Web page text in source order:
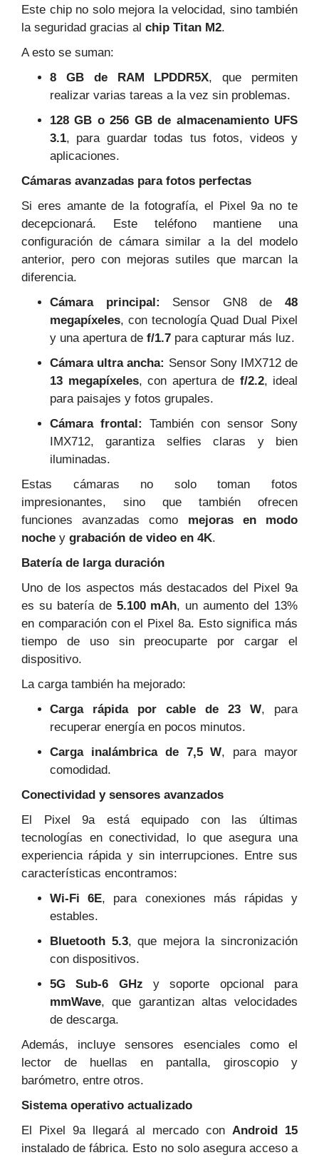
Este chip no solo mejora la velocidad, sino también
la seguridad gracias al chip Titan M2.
A esto se suman:
8 GB de RAM LPDDR5X, que permiten
realizar varias tareas a la vez sin problemas.
128 GB o 256 GB de almacenamiento UFS
3.1, para guardar todas tus fotos, videos y
aplicaciones.
Cámaras avanzadas para fotos perfectas
Si eres amante de la fotografía, el Pixel 9a no te
decepcionará. Este teléfono mantiene una
configuración de cámara similar a la del modelo
anterior, pero con mejoras sutiles que marcan la
diferencia.
Cámara principal: Sensor GN8 de48
megapíxeles, con tecnología Quad Dual Pixel
y una apertura de f/1.7 para capturar más luz.
Cámara ultra ancha: Sensor Sony IMX712 de
13 megapíxeles, con apertura de f/2.2, ideal
para paisajes y fotos grupales.
Cámara frontal:
También con sensor Sony
IMX712, garantiza selfies claras y bien
iluminadas.
Estas cámaras no solo toman fotos
impresionantes, sino que también ofrecen
funciones avanzadas como mejoras en modo
noche y grabación de video en 4K.
Batería de larga duración
Uno de los aspectos más destacados del Pixel 9a
es su batería de 5.100 mAh, un aumento del 13%
en comparación con el Pixel 8a. Esto significa más
tiempo de uso sin preocuparte por cargar el
dispositivo.
La carga también ha mejorado:
Carga rápida por cable de 23 W, para
recuperar energía en pocos minutos.
Carga inalámbrica de 7,5 W, para mayor
comodidad.
Conectividad y sensores avanzados
El Pixel 9a está equipado con las últimas
tecnologías en conectividad, lo que asegura una
experiencia rápida y sin interrupciones. Entre sus
características encontramos:
Wi-Fi 6E, para conexiones más rápidas y
estables.
Bluetooth 5.3, que mejora la sincronización
con dispositivos.
5G Sub-6 GHz y soporte opcional para
mmWave, que garantizan altas velocidades
de descarga.
Además, incluye sensores esenciales como el
lector de huellas en pantalla, giroscopio y
barómetro, entre otros.
Sistema operativo actualizado
El Pixel 9a llegará al mercado con Android 15
instalado de fábrica. Esto no solo asegura acceso a